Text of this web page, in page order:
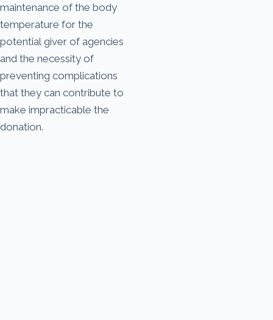
maintenance of the body
temperature for the
potential giver of agencies
and the necessity of
preventing complications
that they can contribute to
make impracticable the
donation.